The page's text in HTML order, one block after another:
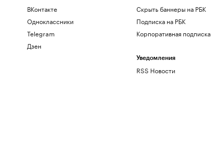
ВКонтакте
Одноклассники
Telegram
Дзен
Скрыть баннеры на РБК
Подписка на РБК
Корпоративная подписка
Уведомления
RSS Новости